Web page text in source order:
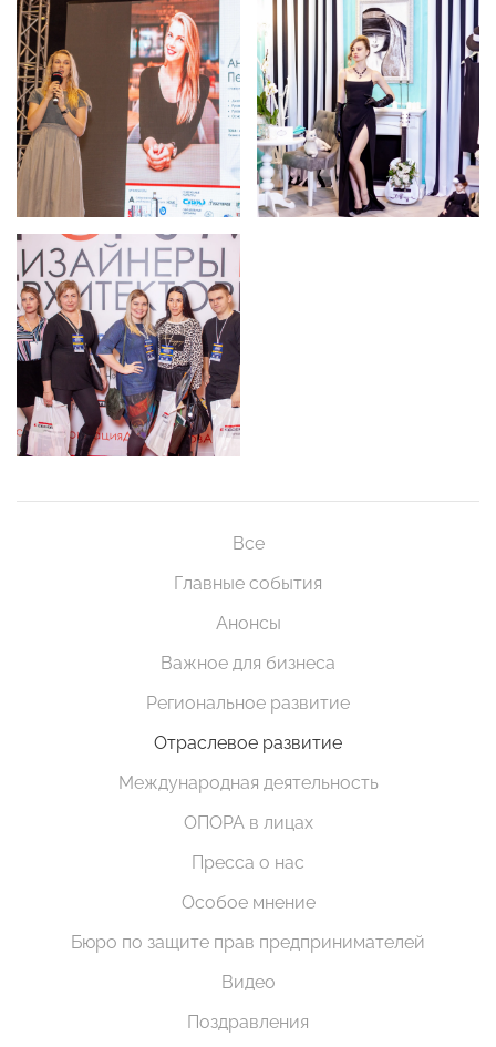
Все
Главные события
Анонсы
Важное для бизнеса
Региональное развитие
Отраслевое развитие
Международная деятельность
ОПОРА в лицах
Пресса о нас
Особое мнение
Бюро по защите прав предпринимателей
Видео
Поздравления